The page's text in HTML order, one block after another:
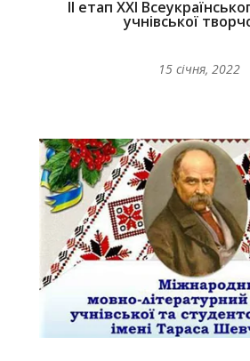
ІІ етап ХХІ
учнівської
15 січня, 2022